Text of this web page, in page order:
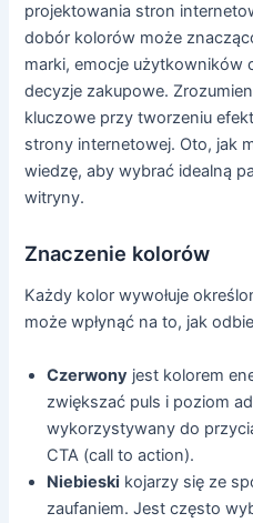
projektowania stron
dobór kolorów może
marki, emocje użytkowników
decyzje zakupowe.
kluczowe przy tworzeniu
strony internetowej. Oto, jak
wiedzę, aby wybrać idealną
witryny.
Znaczenie kolorów
Każdy kolor wywołuje
może wpłynąć na to, jak
Czerwony jest kolorem
zwiększać puls i poziom
wykorzystywany do
CTA (call to action).
Niebieski kojarzy się ze
zaufaniem. Jest często